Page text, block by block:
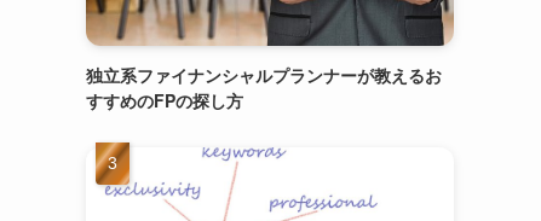
独立系ファイナンシャルプランナーが教えるお
すすめのFPの探し方